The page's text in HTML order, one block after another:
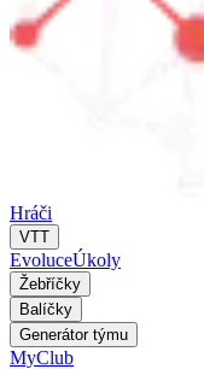
Hráči
VTT
EvoluceÚkoly
Žebříčky
Balíčky
Generátor týmu
MyClub